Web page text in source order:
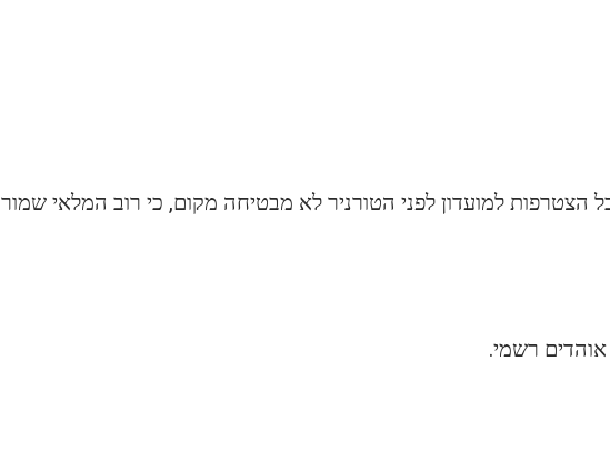
למועדון לפני הטורניר לא מבטיחה מקום, כי רוב המלאי שמור
רשמי.